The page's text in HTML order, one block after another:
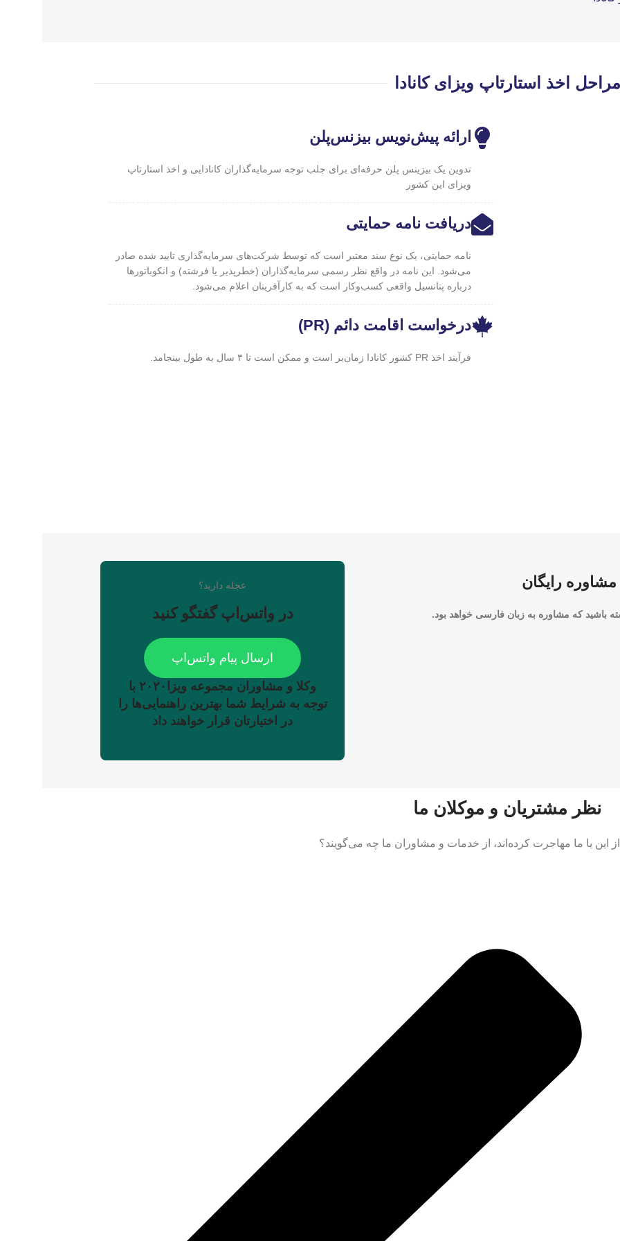
مراحل اخذ استارتاپ ویزای کانادا
ارائه پیش‌نویس بیزنس‌پلن
تدوین یک بیزینس پلن حرفه‌ای برای جلب توجه سرمایه‌گذاران کانادایی و اخذ استارتاپ
ویزای این کشور
دریافت نامه حمایتی
نامه حمایتی، یک نوع سند معتبر است که توسط شرکت‌های سرمایه‌گذاری تایید شده صادر
می‌شود. این نامه در واقع نظر رسمی سرمایه‌گذاران (خطرپذیر یا فرشته) و انکوباتورها
درباره پتانسیل واقعی کسب‌وکار است که به کارآفرینان اعلام می‌شود.
درخواست اقامت دائم (PR)
فرآیند اخذ PR کشور کانادا زمان‌بر است و ممکن است تا ۳ سال به طول بینجامد.
رایگان
باشید که مشاوره به زبان فارسی خواهد بود.
عجله دارید؟
در واتس‌اپ گفتگو کنید
ارسال پیام واتس‌اپ
وکلا و مشاوران مجموعه ویزا۲۰۲۰ با
توجه به شرایط شما بهترین راهنمایی‌ها را
در اختیارتان قرار خواهند داد
نظر مشتریان و موکلان ما
از این با ما مهاجرت کرده‌اند، از خدمات و مشاوران ما چه می‌گویند؟